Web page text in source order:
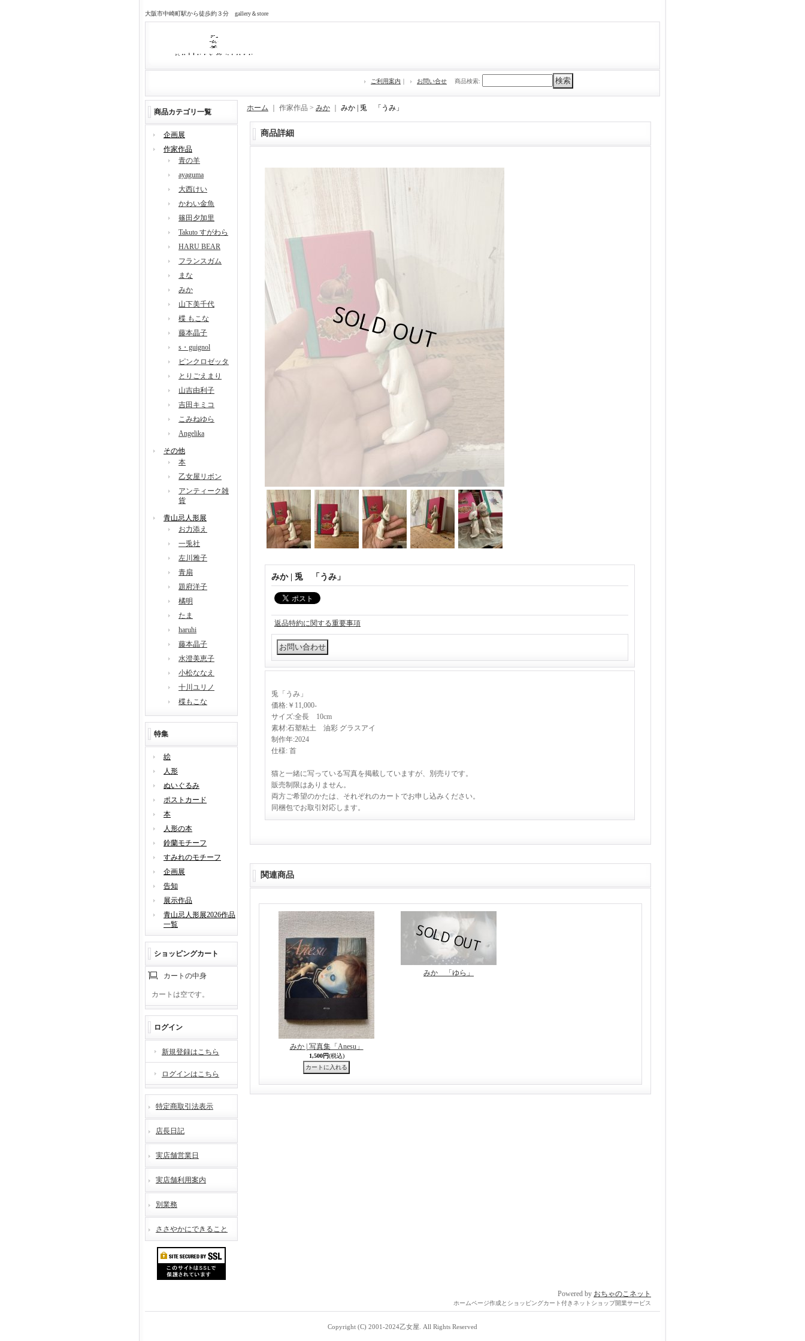
大阪市中崎町駅から徒歩約３分 gallery＆store
ご利用案内 ｜ お問い合せ 商品検索:
商品カテゴリ一覧
企画展
作家作品
青の羊
ayaguma
大西けい
かわい金魚
篠田夕加里
Takuto すがわら
HARU BEAR
フランスガム
まな
みか
山下美千代
楪 もこな
藤本晶子
s・guignol
ピンクロゼッタ
とりごえまり
山吉由利子
吉田キミコ
こみねゆら
Angelika
その他
本
乙女屋リボン
アンティーク雑
貨
青山忌人形展
お力添え
一兎社
左川雅子
青扇
題府洋子
橘明
たま
haruhi
藤本晶子
水澄美恵子
小松ななえ
十川ユリノ
楪もこな
特集
絵
人形
ぬいぐるみ
ポストカード
本
人形の本
鈴蘭モチーフ
すみれのモチーフ
企画展
告知
展示作品
青山忌人形展2026作品
一覧
ショッピングカート
カートの中身
カートは空です。
ログイン
新規登録はこちら
ログインはこちら
特定商取引法表示
店長日記
実店舗営業日
実店舗利用案内
別業務
ささやかにできること
ホーム ｜ 作家作品 > みか みか | 兎 「うみ」
商品詳細
みか | 兎 「うみ」
返品特約に関する重要事項
兎「うみ」
価格:￥11,000-
サイズ:全長 10cm
素材:石塑粘土 油彩 グラスアイ
制作年:2024
仕様: 首
猫と一緒に写っている写真を掲載していますが、別売りです。
販売制限はありません。
両方ご希望のかたは、それぞれのカートでお申し込みください。
同梱包でお取引対応します。
関連商品
みか | 写真集「Anesu」
1,500円(税込)
みか 「ゆら」
Powered by おちゃのこネット
ホームページ作成とショッピングカート付きネットショップ開業サービス
Copyright (C) 2001-2024乙女屋. All Rights Reserved